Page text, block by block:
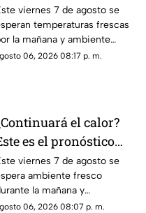
Aguascalientes HOY
7 de agosto
viernes 7 de agosto se
temperaturas frescas
la mañana y ambiente
a cálido por la tarde;
06, 2026 08:17 p. m.
el calor?
es el pronóstico
clima en Zacatecas
viernes 7 de
viernes 7 de agosto se
ambiente fresco
la mañana y
cálidas por la
06, 2026 08:07 p. m.